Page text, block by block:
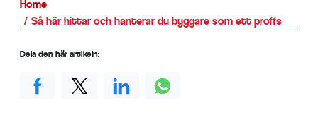
Home
Så här hittar och hanterar du byggare som ett proffs
Dela den här artikeln: